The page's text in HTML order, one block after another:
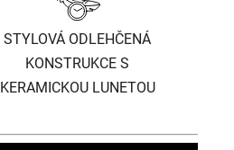
STYLOVÁ ODLEHČENÁ
KONSTRUKCE S
KERAMICKOU LUNETOU